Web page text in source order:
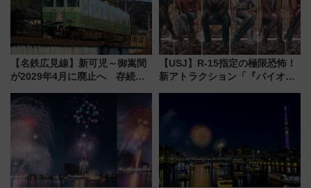
【名鉄広見線】新可児～御嵩間
が2029年4月に廃止へ 存続協
【USJ】R-15指定の極限恐怖！
新アトラクション「『バイオハ